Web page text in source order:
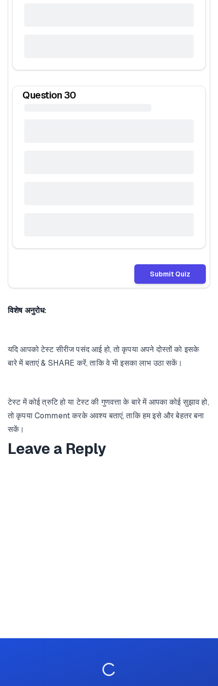
Question 30
Submit Quiz
विशेष अनुरोध:
यदि आपको टेस्ट सीरीज पसंद आई हो, तो कृपया अपने दोस्तों को इसके
बारे में बताएं & SHARE करें, ताकि वे भी इसका लाभ उठा सकें।
टेस्ट में कोई त्रुटि हो या टेस्ट की गुणवत्ता के बारे में आपका कोई सुझाव हो,
तो कृपया Comment करके अवश्य बताएं, ताकि हम इसे और बेहतर बना
सकें।
Leave a Reply